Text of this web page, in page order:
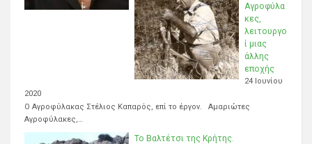
Αγροφύλα
κες,
λειτουργο
ί μιας
άλλης
εποχής
24 Ιουνίου
2020
Ο Αγροφύλακας Στέλιος Καπαρός, επί το έργον. Αμαριώτες
Αγροφύλακες,…
Το Βαλτέτσι της Κρήτης.